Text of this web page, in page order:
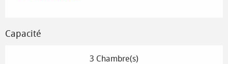
Capacité
3 Chambre(s)